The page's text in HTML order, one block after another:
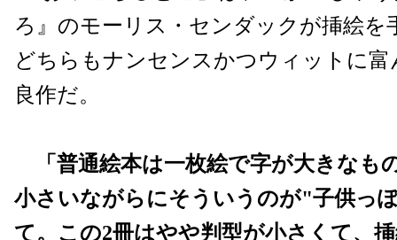
ろ』のモーリス・センダックが挿絵を
どちらもナンセンスかつウィットに
良作だ。
「普通絵本は一枚絵で字が大きなも
小さいながらにそういうのが"子供っ
て。この2冊はやや判型が小さくて、